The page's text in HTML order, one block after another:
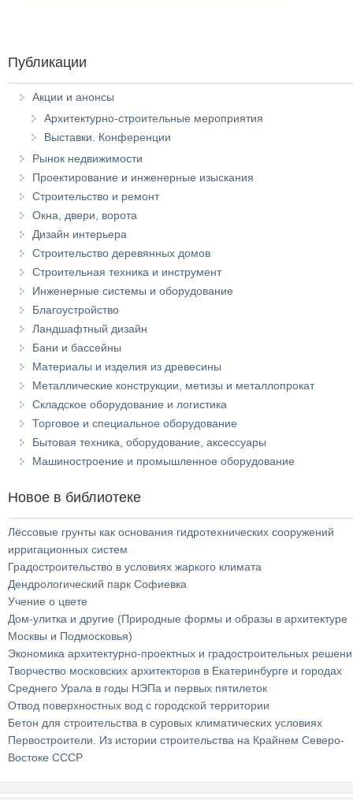
Публикации
Акции и анонсы
Архитектурно-строительные мероприятия
Выставки. Конференции
Рынок недвижимости
Проектирование и инженерные изыскания
Строительство и ремонт
Окна, двери, ворота
Дизайн интерьера
Строительство деревянных домов
Строительная техника и инструмент
Инженерные системы и оборудование
Благоустройство
Ландшафтный дизайн
Бани и бассейны
Материалы и изделия из древесины
Металлические конструкции, метизы и металлопрокат
Складское оборудование и логистика
Торговое и специальное оборудование
Бытовая техника, оборудование, аксессуары
Машиностроение и промышленное оборудование
Новое в библиотеке
Лёссовые грунты как основания гидротехнических сооружений
ирригационных систем
Градостроительство в условиях жаркого климата
Дендрологический парк Софиевка
Учение о цвете
Дом-улитка и другие (Природные формы и образы в архитектуре
Москвы и Подмосковья)
Экономика архитектурно-проектных и градостроительных
Творчество московских архитекторов в Екатеринбурге и городах
Среднего Урала в годы НЭПа и первых пятилеток
Отвод поверхностных вод с городской территории
Бетон для строительства в суровых климатических условиях
Первостроители. Из истории строительства на Крайнем Северо-
Востоке СССР